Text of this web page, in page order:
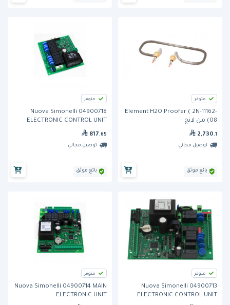
متوفر
Element H2O Proofer ( 2N-11162-
08) من لانج
2,730 .1
توصيل مجاني
بائع موثق
متوفر
Nuova Simonelli 04900718
ELECTRONIC CONTROL UNIT
AURELIA
817 .65
توصيل مجاني
بائع موثق
متوفر
Nuova Simonelli 04900713
ELECTRONIC CONTROL UNIT
متوفر
Nuova Simonelli 04900714 MAIN
ELECTRONIC UNIT